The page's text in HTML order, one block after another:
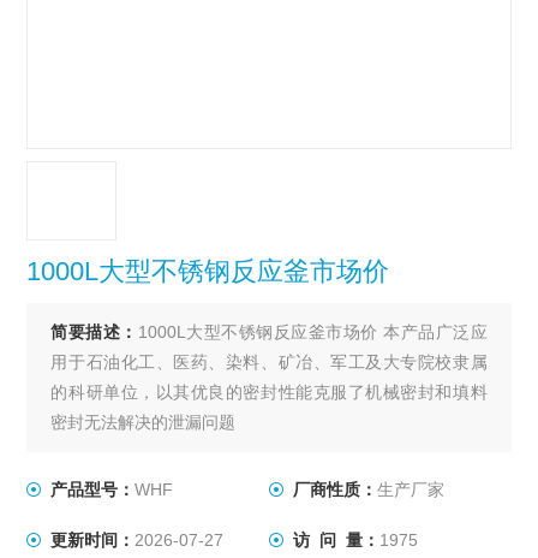
1000L大型不锈钢反应釜市场价
简要描述： 1000L大型不锈钢反应釜市场价 本产品广泛应
用于石油化工、医药、染料、矿冶、军工及大专院校隶属
的科研单位，以其优良的密封性能克服了机械密封和填料
密封无法解决的泄漏问题
产品型号：WHF 厂商性质： 生产厂家
更新时间： 2026-07-27 访 问 量： 1975